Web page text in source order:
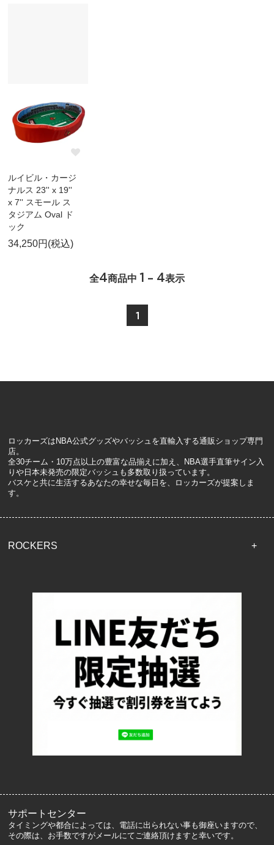
ルイビル・カージ
ナルス 23'' x 19''
x 7'' スモール ス
タジアム Oval ド
ック
34,250円(税込)
全4商品中 1 - 4表示
1
ロッカーズはNBA公式グッズやバッシュを直輸入する通販ショップ専門
店。
全30チーム・10万点以上の豊富な品揃えに加え、NBA選手直筆サイン入
りや日本未発売の限定バッシュも多数取り扱っています。
バスケと共に生活するあなたの幸せな毎日を、ロッカーズが提案しま
す。
ROCKERS
配送・送料について
お支払い方法について
特定商取引法に基づく表記
プライバシーポリシー
ロッカーズについて
サポートセンター
タイミングや都合によっては、電話に出られない事も御座いますので、
その際は、お手数ですがメールにてご連絡頂けますと幸いです。